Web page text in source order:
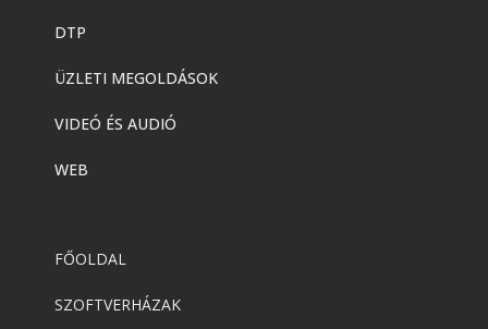
DTP
ÜZLETI MEGOLDÁSOK
VIDEÓ ÉS AUDIÓ
WEB
FŐOLDAL
SZOFTVERHÁZAK